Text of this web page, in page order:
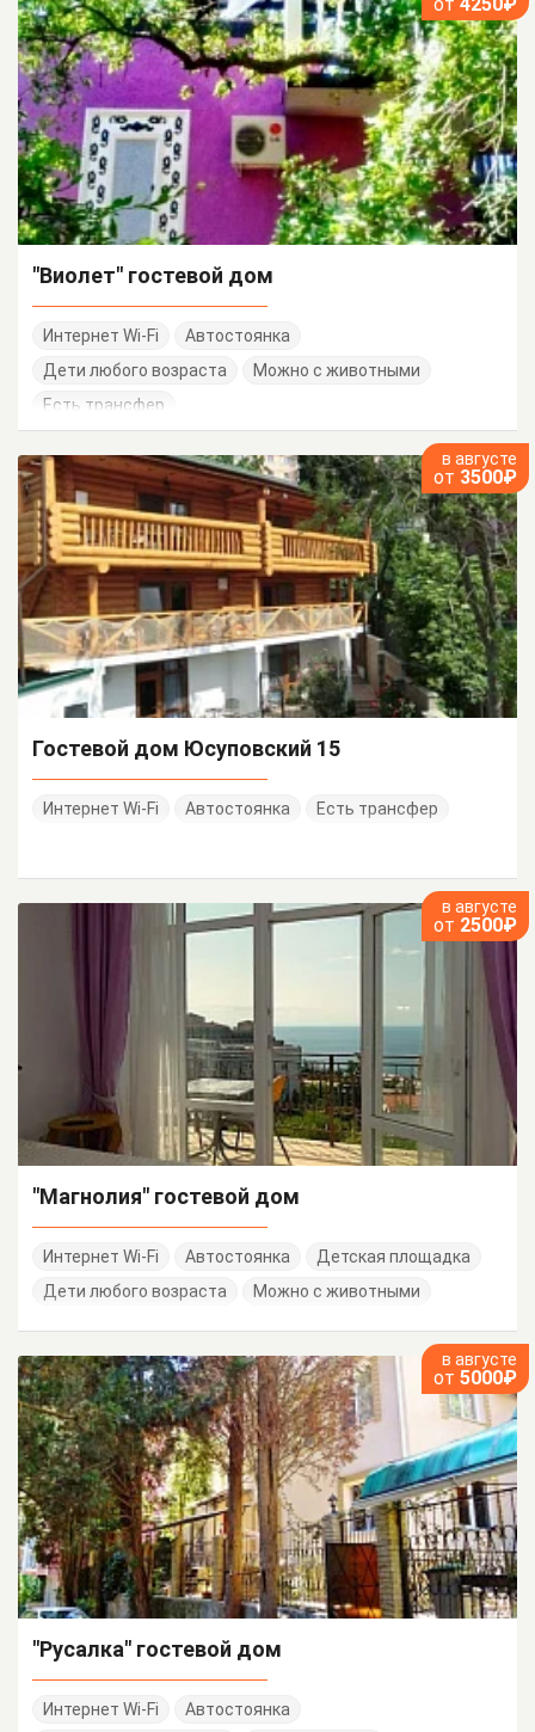
"Виолет" гостевой дом
Интернет Wi-Fi
Автостоянка
Дети любого возраста
Можно с животными
Есть трансфер
в августе
от 3500₽
Гостевой дом Юсуповский 15
Интернет Wi-Fi Автостоянка Есть трансфер
в августе
от 2500₽
"Магнолия" гостевой дом
Интернет Wi-Fi Автостоянка
Детская площадка
Дети любого возраста
Можно с животными
в августе
от 5000₽
"Русалка" гостевой дом
Интернет Wi-Fi
Автостоянка